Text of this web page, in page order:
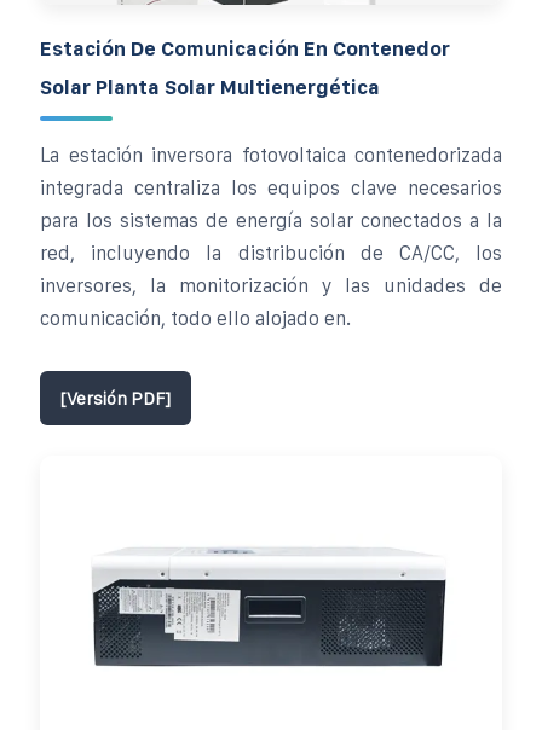
Estación De Comunicación En Contenedor
Solar Planta Solar Multienergética
La estación inversora fotovoltaica contenedorizada
integrada centraliza los equipos clave necesarios
para los sistemas de energía solar conectados a la
red, incluyendo la distribución de CA/CC, los
inversores, la monitorización y las unidades de
comunicación, todo ello alojado en.
[Versión PDF]